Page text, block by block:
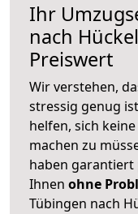
Ihr
nach
Preiswert
Wir verstehen,
stressig genug
helfen, sich
machen zu
haben garantiert
Ihnen ohne
Tübingen nach